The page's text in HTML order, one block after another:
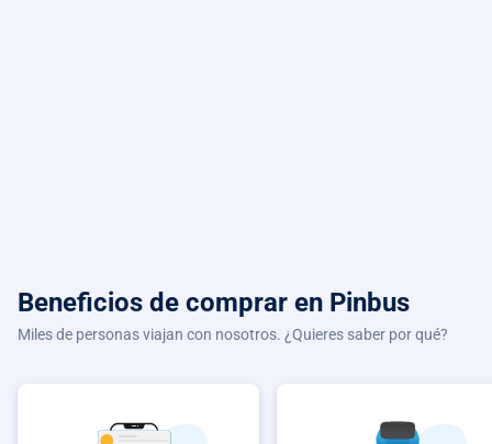
Beneficios de comprar en Pinbus
Miles de personas viajan con nosotros. ¿Quieres saber por qué?